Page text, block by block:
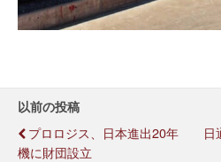
以前の投稿
プロロジス、日本進出20年
機に財団設立
日